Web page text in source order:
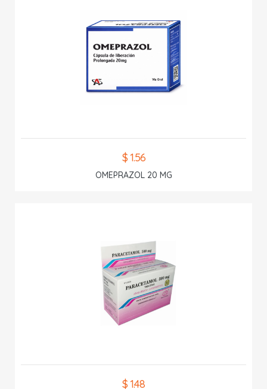
$ 1.56
OMEPRAZOL 20 MG
$ 1.48